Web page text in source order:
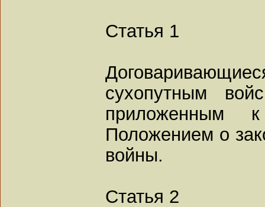
Статья 1
сухопутным
приложенным
Положением о
войны.
Статья 2